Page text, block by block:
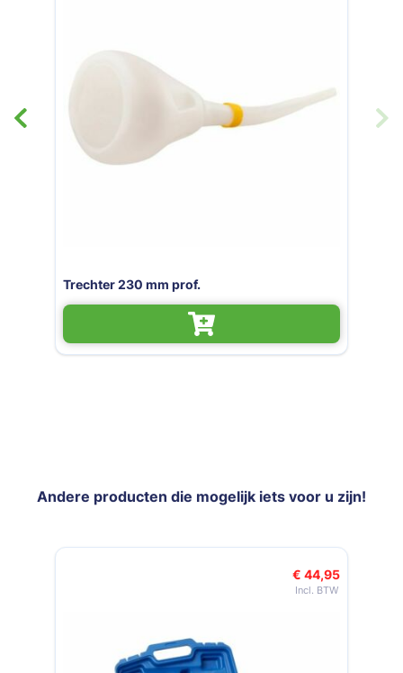
280mm
Andere producten die mogelijk iets voor u zijn!
Navigeren door de elementen van de carrousel is mogelijk met
Druk om carrousel over te slaan
€ 44,95